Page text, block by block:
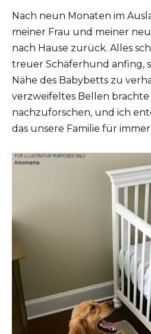
Nach neun Monaten im
meiner Frau und meiner
nach Hause zurück. Alles
treuer Schäferhund anfing,
Nähe des Babybetts zu
verzweifeltes Bellen brachte
nachzuforschen, und ich
das unsere Familie für